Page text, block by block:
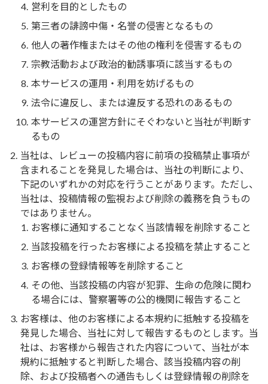
営利を目的としたもの
第三者の誹謗中傷・名誉の侵害となるもの
他人の著作権またはその他の権利を侵害するもの
宗教活動および政治的勧誘事項に該当するもの
本サービスの運用・利用を妨げるもの
法令に違反し、または違反する恐れのあるもの
本サービスの運営方針にそぐわないと当社が判断す
るもの
当社は、レビューの投稿内容に前項の投稿禁止事項が
含まれることを発見した場合は、当社の判断により、
下記のいずれかの対応を行うことがあります。ただし、
当社は、投稿情報の監視および削除の義務を負うもの
ではありません。
お客様に通知することなく当該情報を削除すること
当該投稿を行ったお客様による投稿を禁止すること
お客様の登録情報等を削除すること
その他、当該投稿の内容が犯罪、生命の危険に関わ
る場合には、警察署等の公的機関に報告すること
お客様は、他のお客様による本規約に抵触する投稿を
発見した場合、当社に対して報告するものとします。当
社は、お客様から報告された内容について、当社が本
規約に抵触すると判断した場合、該当投稿内容の削
除、および投稿者への通告もしくは登録情報の削除を